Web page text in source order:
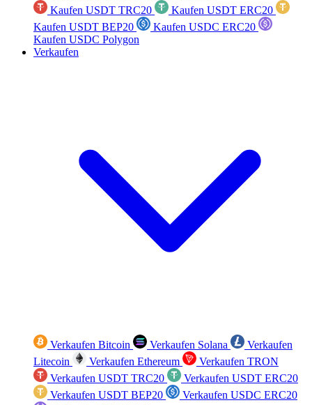
Kaufen USDT TRC20
Kaufen USDT ERC20
Kaufen USDT BEP20
Kaufen USDC ERC20
Kaufen USDC Polygon
Verkaufen
Verkaufen Bitcoin Verkaufen Solana
Verkaufen
Litecoin
Verkaufen Ethereum
Verkaufen TRON
Verkaufen USDT TRC20
Verkaufen USDT ERC20
Verkaufen USDT BEP20
Verkaufen USDC ERC20